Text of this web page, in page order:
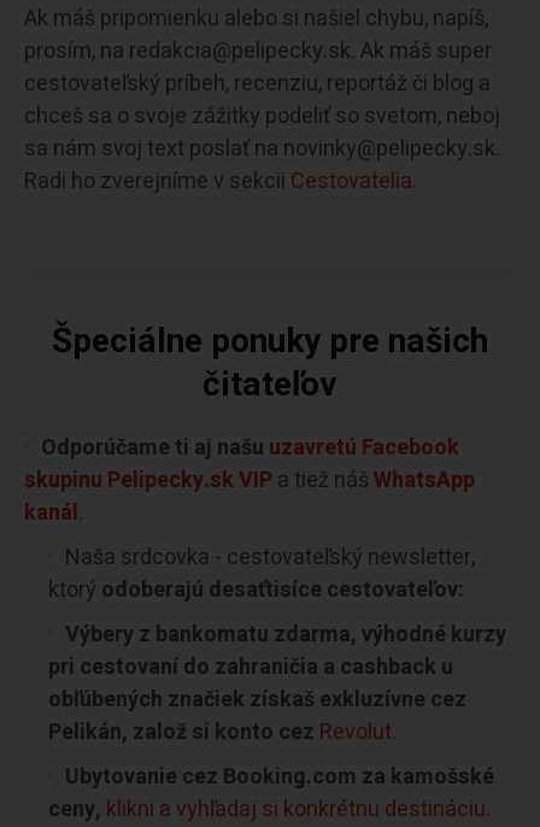
Ak máš pripomienku alebo si našiel chybu, napíš,
prosím, na redakcia@pelipecky.sk. Ak máš super
cestovateľský príbeh, recenziu, reportáž či blog a
chceš sa o svoje zážitky podeliť so svetom, neboj
sa nám svoj text poslať na novinky@pelipecky.sk.
Radi ho zverejníme v sekcii Cestovatelia.
Špeciálne ponuky pre našich
čitateľov
Odporúčame ti aj našu uzavretú Facebook
skupinu Pelipecky.sk VIP a tiež nášWhatsApp
kanál.
Naša srdcovka - cestovateľský newsletter,
ktorý odoberajú desaťtisíce cestovateľov:
Výbery z bankomatu zdarma, výhodné kurzy
pri cestovaní do zahraničia a cashback u
obľúbených značiek získaš exkluzívne cez
Pelikán, založ si konto cez Revolut.
Ubytovanie cez Booking.com za kamošské
ceny, klikni a vyhľadaj si konkrétnu destináciu.